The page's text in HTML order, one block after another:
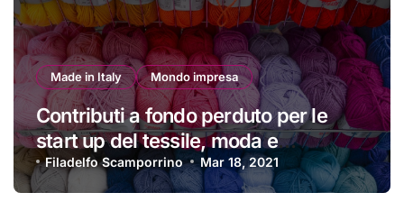
Made in Italy Mondo impresa
Contributi a fondo perduto per le
start up del tessile, moda e
accessori
Filadelfo Scamporrino Mar 18, 2021